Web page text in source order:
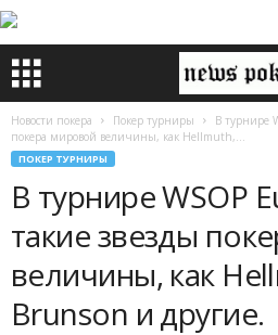
Новости покера Покер турниры
В турнире
покера мировой величины, как Hellmuth,...
ПОКЕР ТУРНИРЫ
В турнире WSOP
такие звезды
величины, как
Brunson и другие.